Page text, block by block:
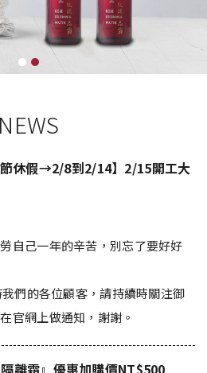
NEWS
休假→2/8到2/14】2/15開工大
自己一年的辛苦，別忘了要好好
們的各位顧客，請持續時關注御
官網上做通知，謝謝。
離霜』優惠加購價NT$500